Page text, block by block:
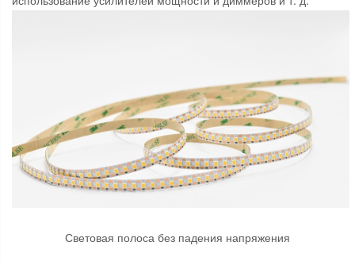
Световая полоса без падения напряжения